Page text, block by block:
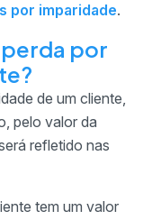
por imparidade.
por
de um cliente,
pelo valor da
refletido nas
tem um valor